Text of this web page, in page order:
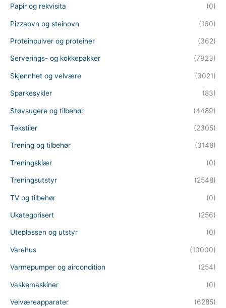
Papir og rekvisita (0)
Pizzaovn og steinovn (160)
Proteinpulver og proteiner (362)
Serverings- og kokkepakker (7923)
Skjønnhet og velvære (3021)
Sparkesykler (83)
Støvsugere og tilbehør (4489)
Tekstiler (2305)
Trening og tilbehør (3148)
Treningsklær (0)
Treningsutstyr (2548)
TV og tilbehør (0)
Ukategorisert (256)
Uteplassen og utstyr (0)
Varehus (10000)
Varmepumper og aircondition (254)
Vaskemaskiner (0)
Velværeapparater (6285)